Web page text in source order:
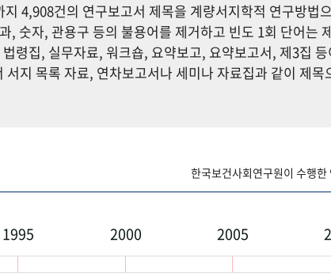
4,908건의 연구보고서 제목을 계량서지학적 연구방법
숫자, 관용구 등의 불용어를 제거하고 빈도 1회 단어는
령집, 실무자료, 워크숍, 요약보고, 요약보고서, 제3집
지 목록 자료, 연차보고서나 세미나 자료집과 같이 제
한국보건사회연구원이 수행
1995 2000 2005